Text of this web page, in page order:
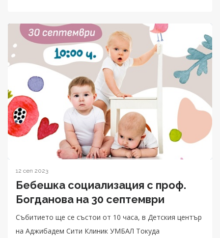
12 сеп 2023
Бебешка социализация с проф.
Богданова на 30 септември
Събитието ще се състои от 10 часа, в Детския център
на Аджибадем Сити Клиник УМБАЛ Токуда